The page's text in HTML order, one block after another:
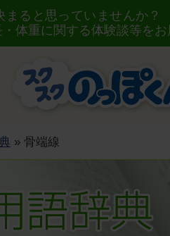
まると思っていませんか
体重に関する体験談等を
» 骨端線